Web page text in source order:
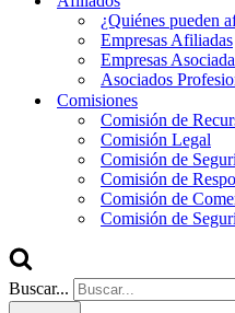
¿Quiénes pueden
Empresas Afiliadas
Empresas
Asociados
Comisiones
Comisión de
Comisión Legal
Comisión de
Comisión de
Comisión de
Comisión de
Buscar...